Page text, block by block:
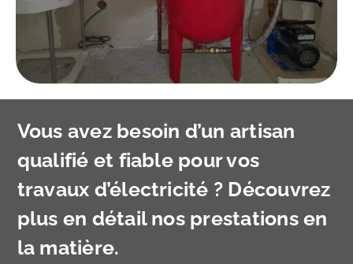
Vous avez besoin d’un artisan
qualifié et fiable pour vos
travaux d’électricité ? Découvrez
plus en détail nos prestations en
la matière.